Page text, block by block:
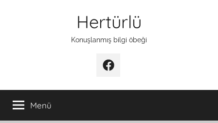
Hertürlü
Konuşlanmış bilgi öbeği
Facebook
Menü